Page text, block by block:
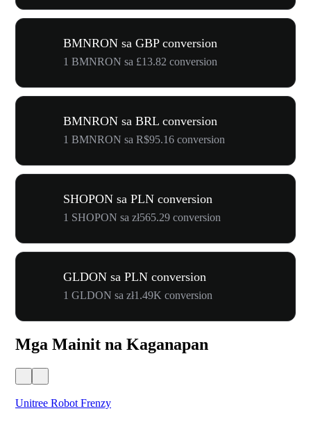
BMNRON sa GBP conversion
1 BMNRON sa £13.82 conversion
BMNRON sa BRL conversion
1 BMNRON sa R$95.16 conversion
SHOPON sa PLN conversion
1 SHOPON sa zł565.29 conversion
GLDON sa PLN conversion
1 GLDON sa zł1.49K conversion
Mga Mainit na Kaganapan
Unitree Robot Frenzy